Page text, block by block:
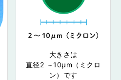
大きさは
直径2 ～10μm（ミクロ
ン）です